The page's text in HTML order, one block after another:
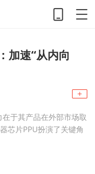
加速“从内向
于其产品在外部市场取
芯片PPU扮演了关键角